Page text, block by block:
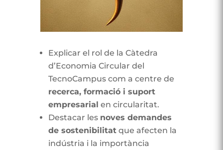
Explicar el rol de la Càtedra
d’Economia Circular del
TecnoCampus com a centre de
recerca, formació i suport
empresarial en circularitat.
Destacar les noves demandes
de sostenibilitatque afecten la
indústria i la importància